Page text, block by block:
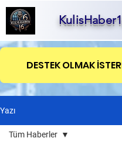
DESTEK OLMAK
Yazı
Tüm Haberler